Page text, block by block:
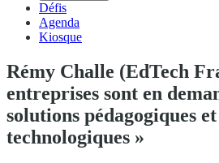
Défis
Agenda
Kiosque
Rémy Challe (EdTech
entreprises sont en
solutions pédagogiques et
technologiques »